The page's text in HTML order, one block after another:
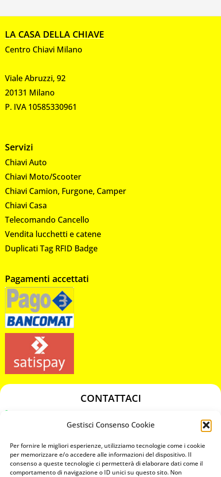
Gestisci Consenso Cookie
Per fornire le migliori esperienze, utilizziamo tecnologie come i cookie
per memorizzare e/o accedere alle informazioni del dispositivo. Il
consenso a queste tecnologie ci permetterà di elaborare dati come il
comportamento di navigazione o ID unici su questo sito. Non
LA CASA DELLA CHIAVE
Centro Chiavi Milano
Viale Abruzzi, 92
20131 Milano
P. IVA 10585330961
Servizi
Chiavi Auto
Chiavi Moto/Scooter
Chiavi Camion, Furgone, Camper
Chiavi Casa
Telecomando Cancello
Vendita lucchetti e catene
Duplicati Tag RFID Badge
Pagamenti accettati
CONTATTACI
chiavicodificate@gmail.com
Privacy Policy